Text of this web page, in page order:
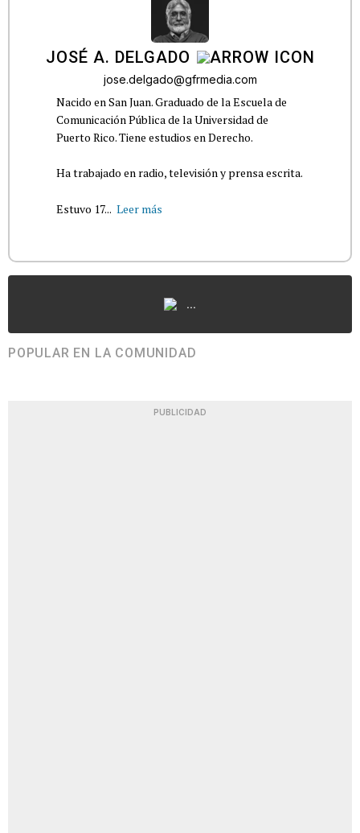
JOSÉ A. DELGADO
jose.delgado@gfrmedia.com
Nacido en San Juan. Graduado de la Escuela de
Comunicación Pública de la Universidad de
Puerto Rico. Tiene estudios en Derecho.
Ha trabajado en radio, televisión y prensa escrita.
Estuvo 17... Leer más
...
POPULAR EN LA COMUNIDAD
PUBLICIDAD